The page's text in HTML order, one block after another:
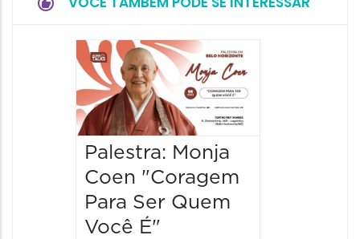
Palestra: Monja
Coen "Coragem
Para Ser Quem
Você É"